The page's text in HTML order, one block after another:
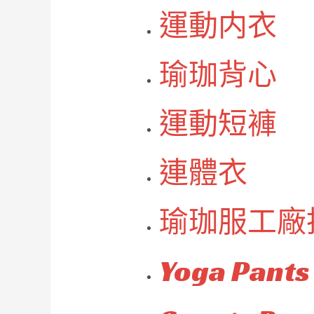
運動内衣
瑜珈背心
運動短褲
連體衣
瑜珈服工
Yoga Pants